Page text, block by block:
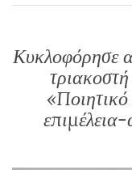
Κυκλοφόρησε